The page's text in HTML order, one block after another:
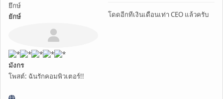
ยึกษ์
ยักษ์
มังกร
โพสต์: ฉันรักคอมพิวเตอร์!!
โดดอีกทีเงินเดือนเท่า CEO แล้วครับ